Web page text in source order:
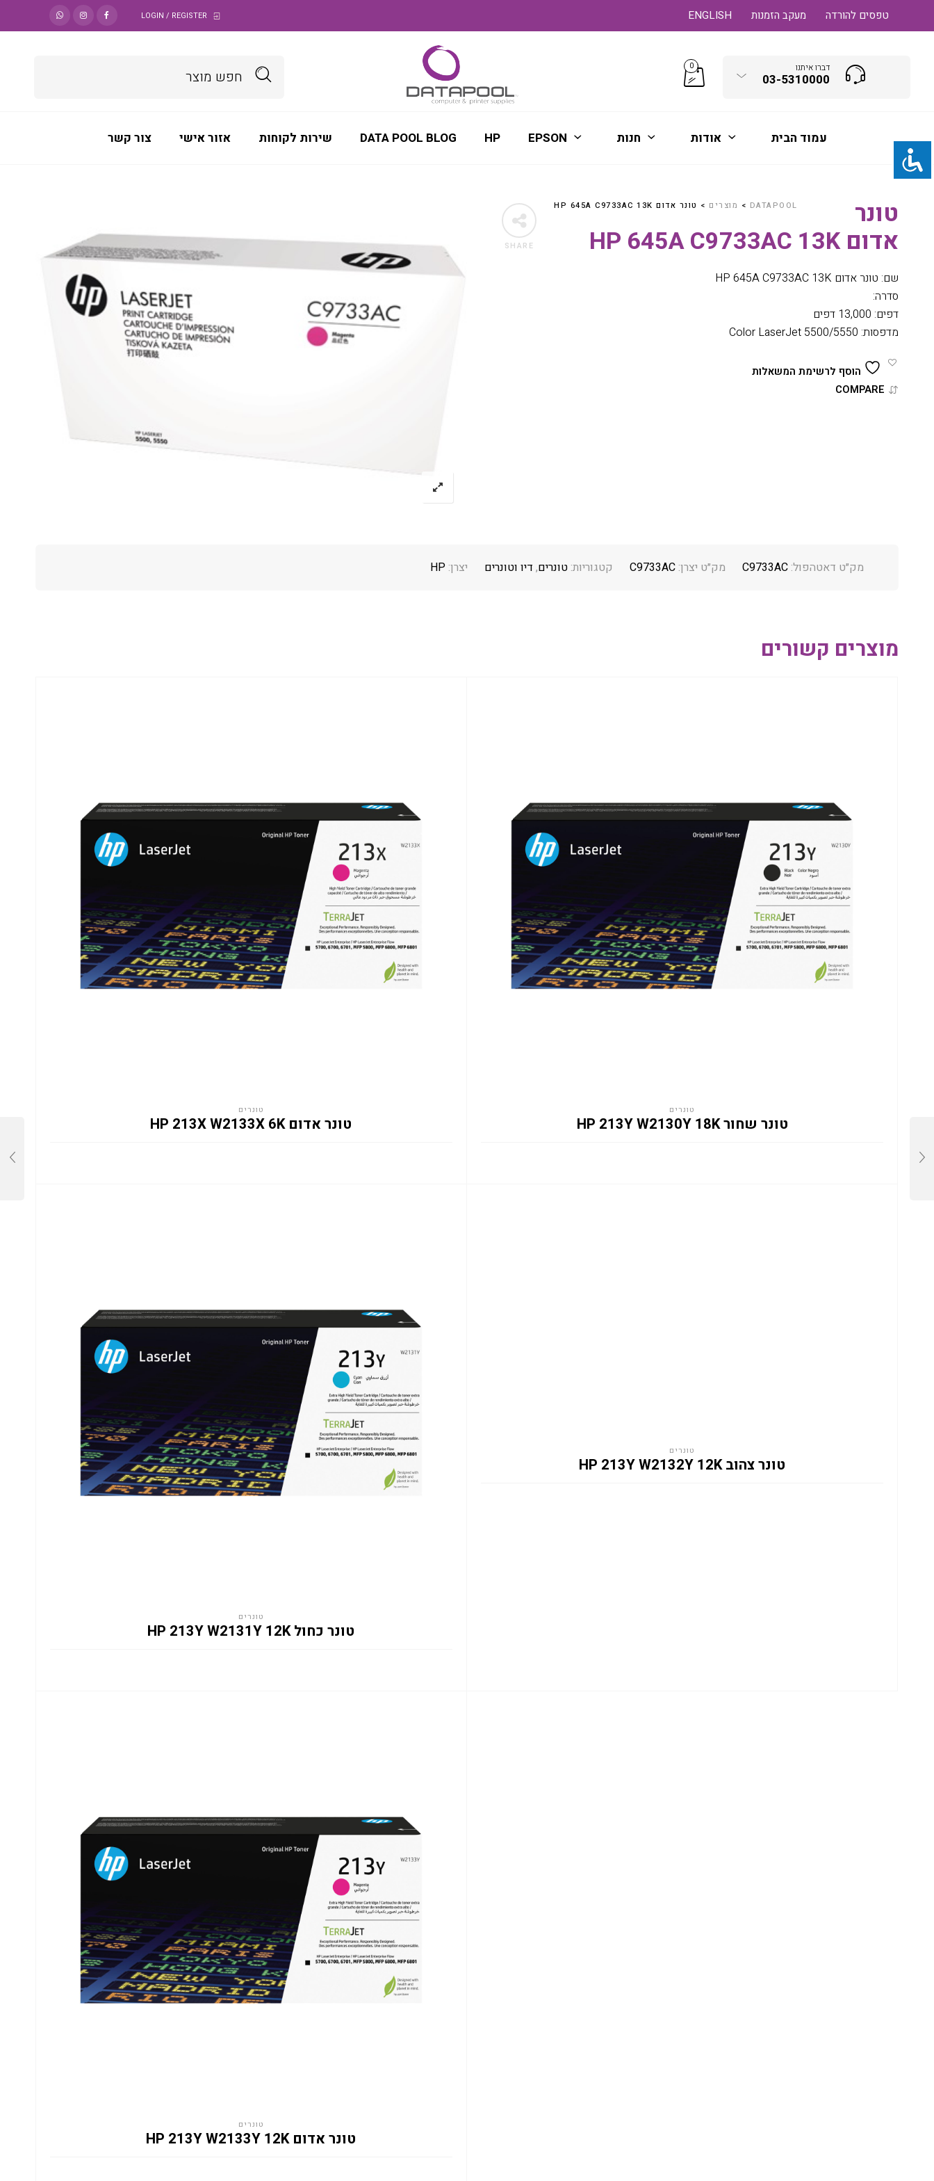
ENGLISH מעקב הזמנות טפסים להורדה LOGIN / REGISTER
דברו איתנו
03-5310000
0
עמוד הבית אודות חנות EPSON
HP
DATA POOL BLOG שירות לקוחות אזור אישי צור קשר
SHARE
DATAPOOL
> מוצרים > טונר אדום HP 645A C9733AC 13K
טונר
אדום HP 645A C9733AC 13K
שם: טונר אדום HP 645A C9733AC 13K
סדרה:
דפים: 13,000 דפים
מדפסות: Color LaserJet 5500/5550
הוסף לרשימת המשאלות
COMPARE
מק״ט דאטהפול: C9733AC מק״ט יצרן: C9733AC קטגוריות: טונרים, דיו וטונרים יצרן: HP
מוצרים קשורים
טונרים
טונר אדום HP 213X W2133X 6K
טונרים
טונר שחור HP 213Y W2130Y 18K
טונרים
טונר כחול HP 213Y W2131Y 12K
טונרים
טונר צהוב HP 213Y W2132Y 12K
טונרים
טונר אדום HP 213Y W2133Y 12K